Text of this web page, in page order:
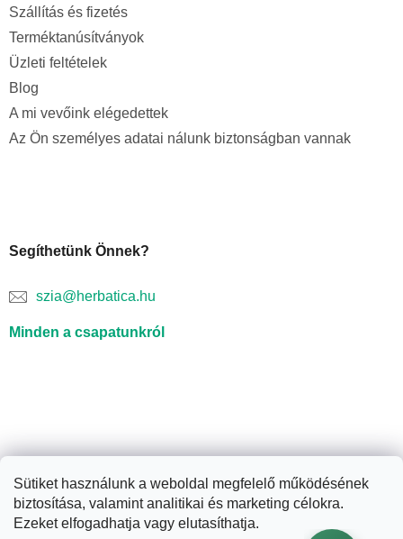
Sütiket használunk a weboldal megfelelő működésének
biztosítása, valamint analitikai és marketing célokra.
Ezeket elfogadhatja vagy elutasíthatja.
Szállítás és fizetés
Terméktanúsítványok
Üzleti feltételek
Blog
A mi vevőink elégedettek
Az Ön személyes adatai nálunk biztonságban vannak
Segíthetünk Önnek?
szia@herbatica.hu
Minden a csapatunkról
Shoptet készítette